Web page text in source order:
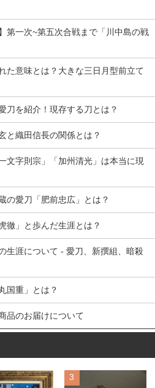
第一次~第五次合戦まで「川中島の戦
た意味とは？大きな三日月型前立て
刀を紹介！現存する刀とは？
と織田信長の関係とは？
文字則宗」「加州清光」は本当に現
の愛刀「肥前忠広」とは？
徹」と歩んだ生涯とは？
生涯について - 愛刀、新撰組、暗殺
国重」とは？
品のお届けについて
3